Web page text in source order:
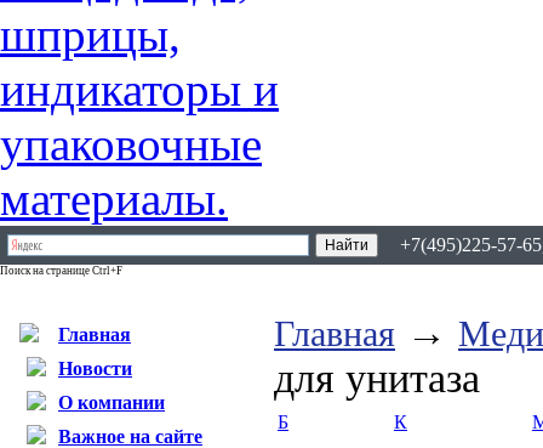
+7(495)225-57-
Поиск на странице Ctrl+F
Главная
Новости
О компании
Важное на сайте
Главная →
для унитаза
Б К